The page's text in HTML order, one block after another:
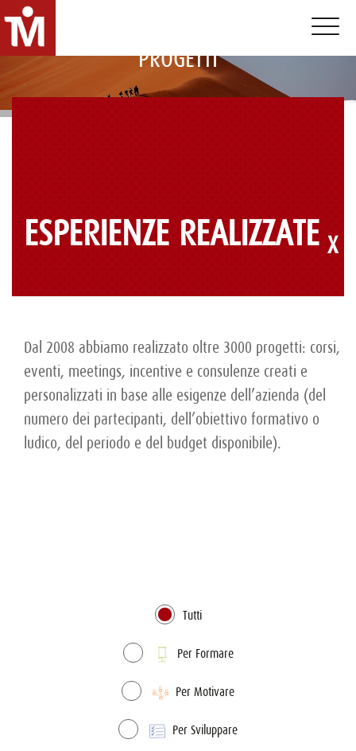
Toggle
PROGETTI
ESPERIENZE REALIZZATE
Dal 2008 abbiamo realizzato oltre 3000 progetti: corsi,
eventi, meetings, incentive e consulenze creati e
personalizzati in base alle esigenze dell’azienda (del
numero dei partecipanti, dell’obiettivo formativo o
ludico, del periodo e del budget disponibile).
Tutti
Per Formare
Per Motivare
Per Sviluppare